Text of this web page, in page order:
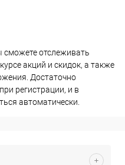
сможете отслеживать
акций и скидок, а также
Достаточно
регистрации, и в
автоматически.